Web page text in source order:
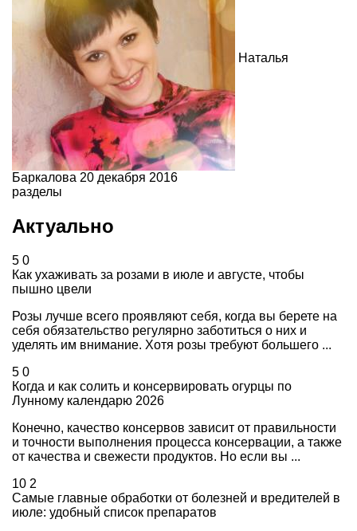
Наталья
Баркалова 20 декабря 2016
разделы
Актуально
5 0
Как ухаживать за розами в июле и августе, чтобы
пышно цвели
Розы лучше всего проявляют себя, когда вы берете на
себя обязательство регулярно заботиться о них и
уделять им внимание. Хотя розы требуют большего ...
5 0
Когда и как солить и консервировать огурцы по
Лунному календарю 2026
Конечно, качество консервов зависит от правильности
и точности выполнения процесса консервации, а также
от качества и свежести продуктов. Но если вы ...
10 2
Самые главные обработки от болезней и вредителей в
июле: удобный список препаратов